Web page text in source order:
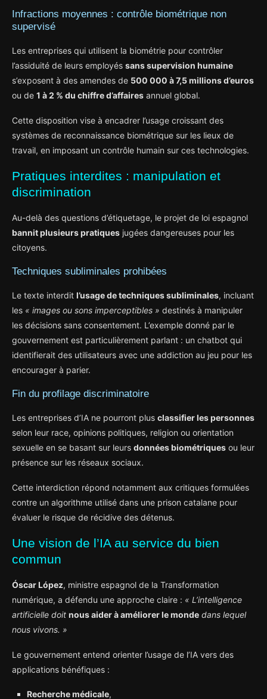
Infractions moyennes : contrôle biométrique non
supervisé
Les entreprises qui utilisent la biométrie pour contrôler
l’assiduité de leurs employés sans supervision humaine
s’exposent à des amendes de 500 000 à 7,5 millions d’euros
ou de 1 à 2 % du chiffre d’affaires annuel global.
Cette disposition vise à encadrer l’usage croissant des
systèmes de reconnaissance biométrique sur les lieux de
travail, en imposant un contrôle humain sur ces technologies.
Pratiques interdites : manipulation et
discrimination
Au-delà des questions d’étiquetage, le projet de loi espagnol
bannit plusieurs pratiques jugées dangereuses pour les
citoyens.
Techniques subliminales prohibées
Le texte interdit l’usage de techniques subliminales, incluant
les « images ou sons imperceptibles » destinés à manipuler
les décisions sans consentement. L’exemple donné par le
gouvernement est particulièrement parlant : un chatbot qui
identifierait des utilisateurs avec une addiction au jeu pour les
encourager à parier.
Fin du profilage discriminatoire
Les entreprises d’IA ne pourront plus classifier les personnes
selon leur race, opinions politiques, religion ou orientation
sexuelle en se basant sur leurs données biométriques ou leur
présence sur les réseaux sociaux.
Cette interdiction répond notamment aux critiques formulées
contre un algorithme utilisé dans une prison catalane pour
évaluer le risque de récidive des détenus.
Une vision de l’IA au service du bien
commun
Óscar López, ministre espagnol de la Transformation
numérique, a défendu une approche claire : « L’intelligence
artificielle doit nous aider à améliorer le monde dans lequel
nous vivons. »
Le gouvernement entend orienter l’usage de l’IA vers des
applications bénéfiques :
Recherche médicale,